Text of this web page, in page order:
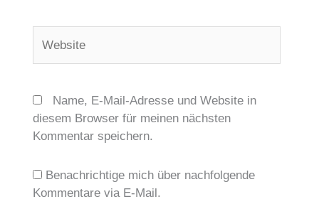
Name, E-Mail-Adresse und Website in
diesem Browser für meinen nächsten
Kommentar speichern.
Benachrichtige mich über nachfolgende
Kommentare via E-Mail.